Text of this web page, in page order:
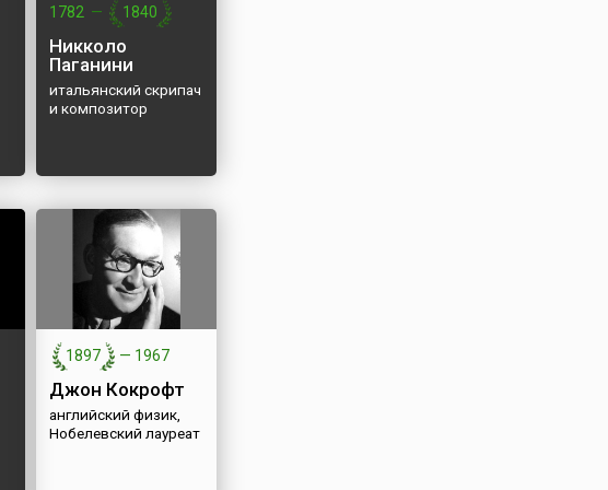
«Маши...1782 — 1840
Никколо
Паганини
итальянский скрипач
и композитор
1897 — 1967
Джон Кокрофт
английский физик,
Нобелевский лауреат